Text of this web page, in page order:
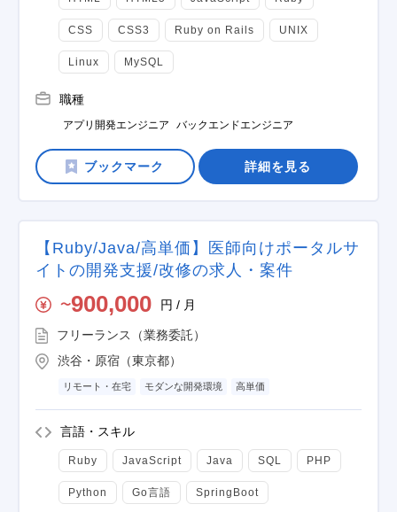
CSS CSS3 Ruby on Rails UNIX
Linux MySQL
職種
アプリ開発エンジニア バックエンドエンジニア
詳細を見る
【Ruby/Java/高単価】医師向けポータルサ
イトの開発支援/改修の求人・案件
〜900,000 円 / 月
フリーランス（業務委託）
渋谷・原宿（東京都）
リモート・在宅 モダンな開発環境 高単価
言語・スキル
Ruby JavaScript Java SQL PHP
Python Go言語 SpringBoot